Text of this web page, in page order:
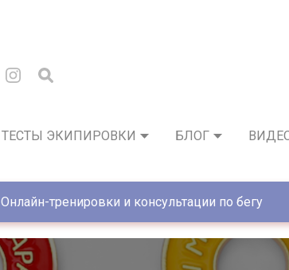
ТЕСТЫ ЭКИПИРОВКИ БЛОГ
Онлайн-тренировки и консультации по бегу